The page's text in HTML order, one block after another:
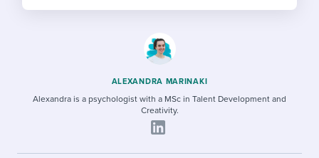
ALEXANDRA MARINAKI
Alexandra is a psychologist with a MSc in Talent Development and
Creativity.